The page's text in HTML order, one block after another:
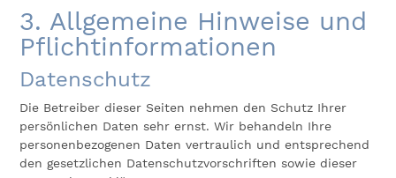
3. Allgemeine Hinweise und
Pflicht­informationen
Datenschutz
Die Betreiber dieser Seiten nehmen den Schutz Ihrer
persönlichen Daten sehr ernst. Wir behandeln Ihre
personenbezogenen Daten vertraulich und entsprechend
den gesetzlichen Datenschutzvorschriften sowie dieser